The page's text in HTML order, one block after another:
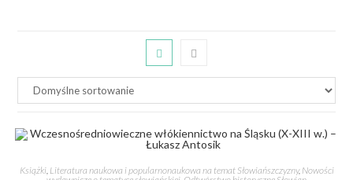
Książki, Literatura naukowa i popularnonaukowa na temat Słowiańszczyzny, Nowości